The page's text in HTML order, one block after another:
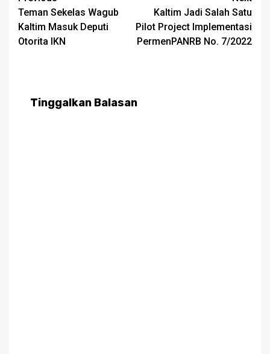
navigation
Teman Sekelas Wagub
Kaltim Masuk Deputi
Otorita IKN
Kaltim Jadi Salah Satu
Pilot Project Implementasi
PermenPANRB No. 7/2022
Tinggalkan Balasan